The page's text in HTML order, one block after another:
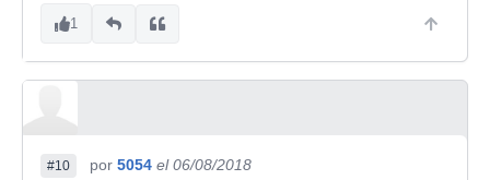
1
#10 por 5054 el 06/08/2018